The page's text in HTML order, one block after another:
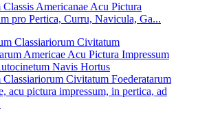
Americanae Acu Pictura
pro Pertica, Curru, Navicula, Ga...
Civitatum Foederatarum
acu pictura impressum, in pertica, ad